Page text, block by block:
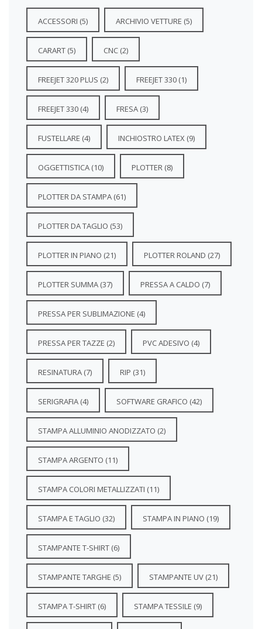
ACCESSORI (5) ARCHIVIO VETTURE (5)
CARART (5) CNC (2)
FREEJET 320 PLUS (2) FREEJET 330 (1)
FREEJET 330 (4) FRESA (3)
FUSTELLARE (4) INCHIOSTRO LATEX (9)
OGGETTISTICA (10) PLOTTER (8)
PLOTTER DA STAMPA (61)
PLOTTER DA TAGLIO (53)
PLOTTER IN PIANO (21) PLOTTER ROLAND (27)
PLOTTER SUMMA (37) PRESSA A CALDO (7)
PRESSA PER SUBLIMAZIONE (4)
PRESSA PER TAZZE (2) PVC ADESIVO (4)
RESINATURA (7) RIP (31)
SERIGRAFIA (4) SOFTWARE GRAFICO (42)
STAMPA ALLUMINIO ANODIZZATO (2)
STAMPA ARGENTO (11)
STAMPA COLORI METALLIZZATI (11)
STAMPA E TAGLIO (32) STAMPA IN PIANO (19)
STAMPANTE T-SHIRT (6)
STAMPANTE TARGHE (5) STAMPANTE UV (21)
STAMPA T-SHIRT (6) STAMPA TESSILE (9)